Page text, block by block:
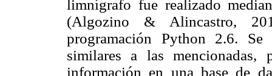
limnígrafo fue realizado
(Algozino & Alincastro,
programación Python 2.6.
similares a las mencionadas,
información en una base de